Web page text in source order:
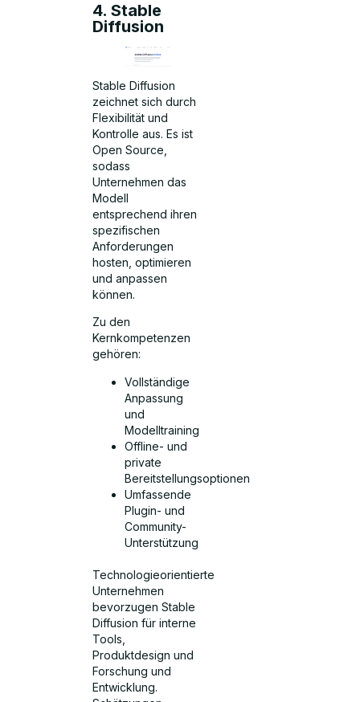
4. Stable
Diffusion
Stable Diffusion
zeichnet sich durch
Flexibilität und
Kontrolle aus. Es ist
Open Source,
sodass
Unternehmen das
Modell
entsprechend ihren
spezifischen
Anforderungen
hosten, optimieren
und anpassen
können.
Zu den
Kernkompetenzen
gehören:
Vollständige
Anpassung
und
Modelltraining
Offline- und
private
Bereitstellungsoptionen
Umfassende
Plugin- und
Community-
Unterstützung
Technologieorientierte
Unternehmen
bevorzugen Stable
Diffusion für interne
Tools,
Produktdesign und
Forschung und
Entwicklung.